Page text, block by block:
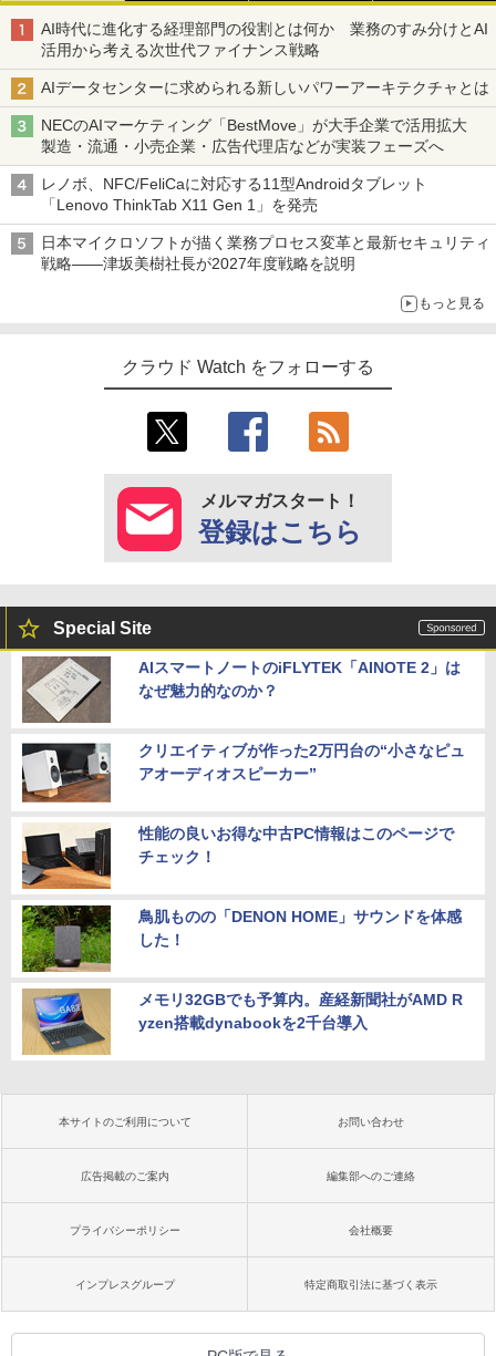
AI時代に進化する経理部門の役割とは何か 業務のすみ分けとAI
活用から考える次世代ファイナンス戦略
AIデータセンターに求められる新しいパワーアーキテクチャとは
NECのAIマーケティング「BestMove」が大手企業で活用拡大
製造・流通・小売企業・広告代理店などが実装フェーズへ
レノボ、NFC/FeliCaに対応する11型Androidタブレット
「Lenovo ThinkTab X11 Gen 1」を発売
日本マイクロソフトが描く業務プロセス変革と最新セキュリティ
戦略――津坂美樹社長が2027年度戦略を説明
もっと見る
クラウド Watch をフォローする
メルマガスタート！
登録はこちら
Special Site
AIスマートノートのiFLYTEK「AINOTE 2」は
なぜ魅力的なのか？
クリエイティブが作った2万円台の“小さなピュ
アオーディオスピーカー”
性能の良いお得な中古PC情報はこのページで
チェック！
鳥肌ものの「DENON HOME」サウンドを体感
した！
メモリ32GBでも予算内。産経新聞社がAMD R
yzen搭載dynabookを2千台導入
本サイトのご利用について お問い合わせ
広告掲載のご案内 編集部へのご連絡
プライバシーポリシー 会社概要
インプレスグループ 特定商取引法に基づく表示